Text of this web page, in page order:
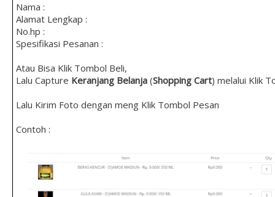
Nama :
Alamat Lengkap :
No.hp :
Spesifikasi Pesanan :
Atau Bisa Klik Tombol Beli,
Lalu Capture Keranjang Belanja (Shopping Cart) melalui Klik
Lalu Kirim Foto dengan meng Klik Tombol Pesan
Contoh :